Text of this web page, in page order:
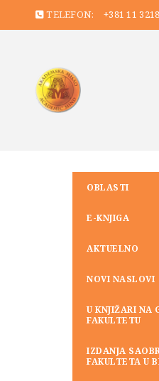
TELEFON: +381 11
OBLASTI
E-KNJIGA
AKTUELNO
NOVI NASLOVI
U KNJIŽARI NA
FAKULTETU
IZDANJA
FAKULTETA U